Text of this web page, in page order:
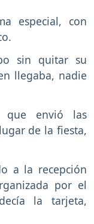
especial, con
sin quitar su
llegaba, nadie
que envió las
de la fiesta,
a la recepción
por el
la tarjeta,